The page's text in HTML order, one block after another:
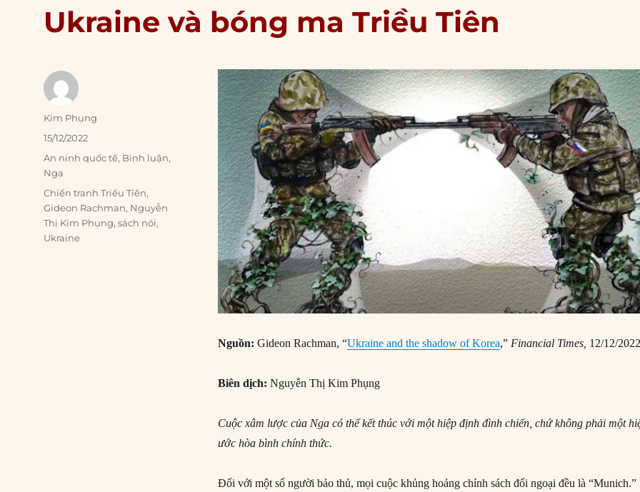
Ukraine và bóng ma Triều Tiên
Nguồn: Gideon Rachman, “Ukraine and the shadow of Korea,” Financial Times, 12/12/2022
Biên dịch: Nguyễn Thị Kim Phụng
Cuộc xâm lược của Nga có thể kết thúc với một hiệp định đình chiến, chứ không phải một
ước hòa bình chính thức.
Đối với một số người bảo thủ, mọi cuộc khủng hoảng chính sách đối ngoại đều là “Munich.”
Author
Kim Phụng
Posted
15/12/2022
Categories
An ninh quốc tế, Bình luận,
Nga
Tags
Chiến tranh Triều Tiên,
Gideon Rachman, Nguyễn
Thị Kim Phụng,sách nói,
Ukraine